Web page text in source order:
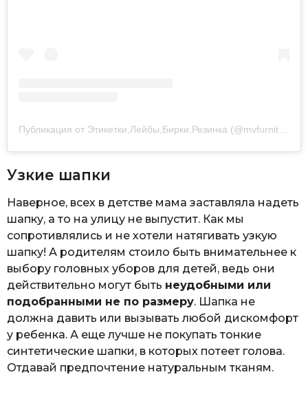
Узкие шапки
Наверное, всех в детстве мама заставляла надеть
шапку, а то на улицу не выпустит. Как мы
сопротивлялись и не хотели натягивать узкую
шапку! А родителям стоило быть внимательнее к
выбору головных уборов для детей, ведь они
действительно могут быть неудобными или
подобранными не по размеру. Шапка не
должна давить или вызывать любой дискомфорт
у ребенка. А еще лучше не покупать тонкие
синтетические шапки, в которых потеет голова.
Отдавай предпочтение натуральным тканям.